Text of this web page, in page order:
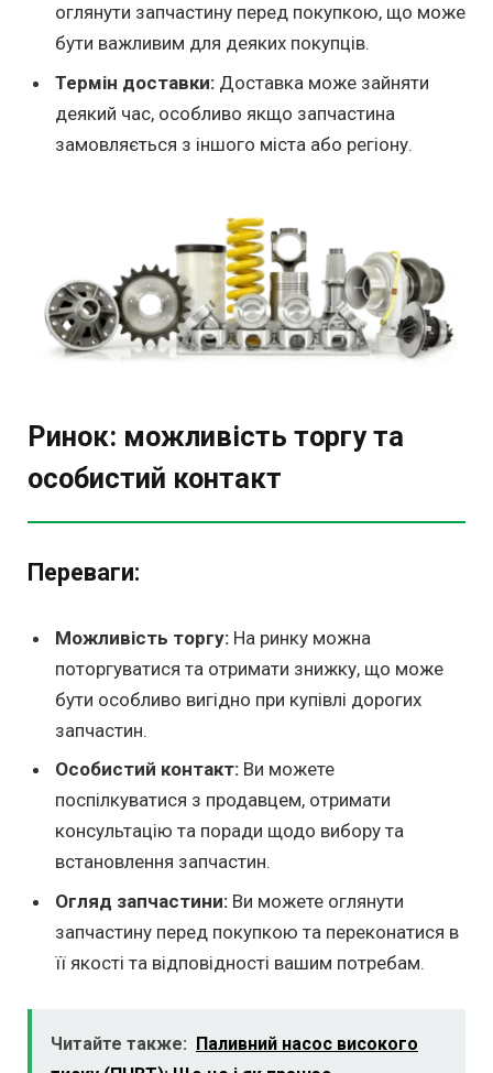
оглянути запчастину перед покупкою, що може
бути важливим для деяких покупців.
Термін доставки: Доставка може зайняти
деякий час, особливо якщо запчастина
замовляється з іншого міста або регіону.
Ринок: можливість торгу та
особистий контакт
Переваги:
Можливість торгу: На ринку можна
поторгуватися та отримати знижку, що може
бути особливо вигідно при купівлі дорогих
запчастин.
Особистий контакт: Ви можете
поспілкуватися з продавцем, отримати
консультацію та поради щодо вибору та
встановлення запчастин.
Огляд запчастини: Ви можете оглянути
запчастину перед покупкою та переконатися в
її якості та відповідності вашим потребам.
Читайте также: Паливний насос високого